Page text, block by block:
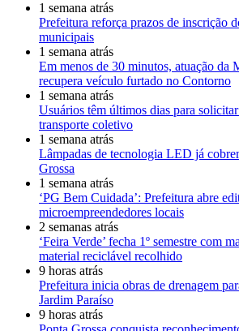
1 semana atrás
Prefeitura reforça prazos de inscrição
municipais
1 semana atrás
Em menos de 30 minutos, atuação da
recupera veículo furtado no Contorno
1 semana atrás
Usuários têm últimos dias para
transporte coletivo
1 semana atrás
Lâmpadas de tecnologia LED já
Grossa
1 semana atrás
‘PG Bem Cuidada’: Prefeitura abre
microempreendedores locais
2 semanas atrás
‘Feira Verde’ fecha 1º semestre com
material reciclável recolhido
9 horas atrás
Prefeitura inicia obras de drenagem
Jardim Paraíso
9 horas atrás